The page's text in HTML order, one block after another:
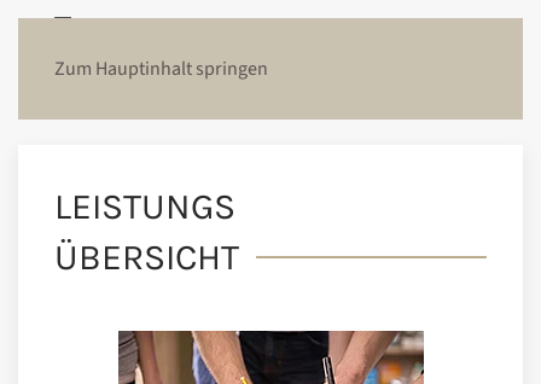
Zum Hauptinhalt springen
LEISTUNGS
ÜBERSICHT